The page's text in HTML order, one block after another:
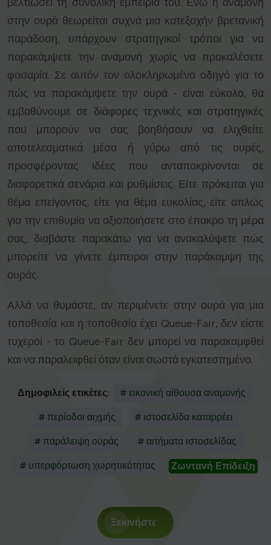
στην ουρά θεωρείται συχνά μια κατεξοχήν βρετανική
παράδοση, υπάρχουν στρατηγικοί τρόποι για να
παρακάμψετε την αναμονή χωρίς να προκαλέσετε
φασαρία. Σε αυτόν τον ολοκληρωμένο οδηγό για το
πώς να παρακάμψετε την ουρά - είναι εύκολο, θα
εμβαθύνουμε σε διάφορες τεχνικές και στρατηγικές
που μπορούν να σας βοηθήσουν να ελιχθείτε
αποτελεσματικά μέσα ή γύρω από τις ουρές,
προσφέροντας ιδέες που ανταποκρίνονται σε
διαφορετικά σενάρια και ρυθμίσεις. Είτε πρόκειται για
θέμα επείγοντος, είτε για θέμα ευκολίας, είτε απλώς
για την επιθυμία να αξιοποιήσετε στο έπακρο τη μέρα
σας, διαβάστε παρακάτω για να ανακαλύψετε πώς
μπορείτε να γίνετε έμπειροι στην παράκαμψη της
ουράς.
Αλλά να θυμάστε, αν περιμένετε στην ουρά για μια
τοποθεσία και η τοποθεσία έχει Queue-Fair, δεν είστε
τυχεροί - το Queue-Fair δεν μπορεί να παρακαμφθεί
και να παραλειφθεί όταν είναι σωστά εγκατεστημένο.
Δημοφιλείς ετικέτες: # εικονική αίθουσα αναμονής
# περίοδοι αιχμής # ιστοσελίδα καταρρέει
# παράλειψη ουράς # αιτήματα ιστοσελίδας
# υπερφόρτωση χωρητικότητας Ζωντανή Επίδειξη
Ξεκινήστε